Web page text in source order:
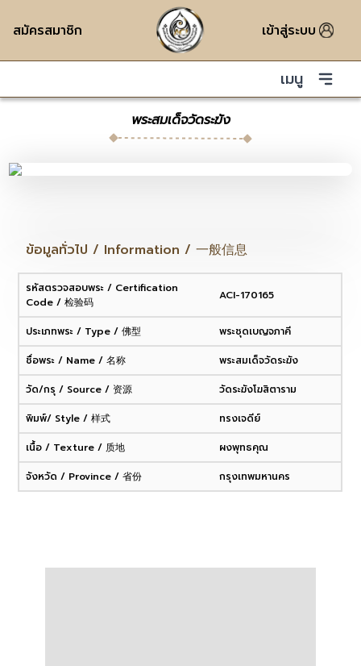
สมัครสมาชิก เข้าสู่ระบบ
เมนู
พระสมเด็จวัดระฆัง
ข้อมูลทั่วไป / Information / 一般信息
รหัสตรวจสอบพระ / Certification
Code / 检验码
ACI-170165
ประเภทพระ / Type / 佛型
พระชุดเบญจภาคี
ชื่อพระ / Name / 名称
พระสมเด็จวัดระฆัง
วัด/กรุ / Source / 资源
วัดระฆังโฆสิตาราม
พิมพ์/ Style / 样式
ทรงเจดีย์
เนื้อ / Texture / 质地
ผงพุทธคุณ
จังหวัด / Province / 省份
กรุงเทพมหานคร